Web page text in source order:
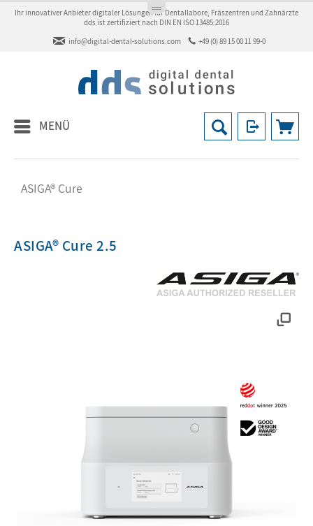
Ihr innovativer Anbieter digitaler Lösungen für Dentallabore, Fräszentren und Zahnärzte
dds ist zertifiziert nach DIN EN ISO 13485:2016
info@digital-dental-solutions.com
+49 (0) 89 15 00 11 99-0
MENÜ
ASIGA® Cure
ASIGA® Cure 2.5